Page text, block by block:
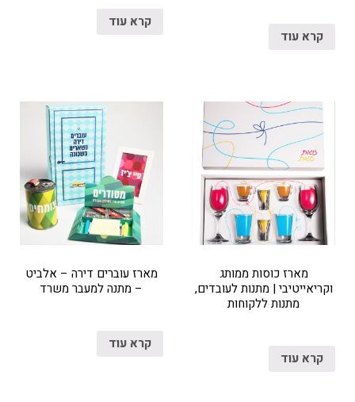
קרא עוד
קרא עוד
מארז כוסות ממותג
וקריאייטיבי | מתנות לעובדים,
מתנות ללקוחות
קרא עוד
מארז עוברים דירה – אלביט
– מתנה למעבר משרד
קרא עוד